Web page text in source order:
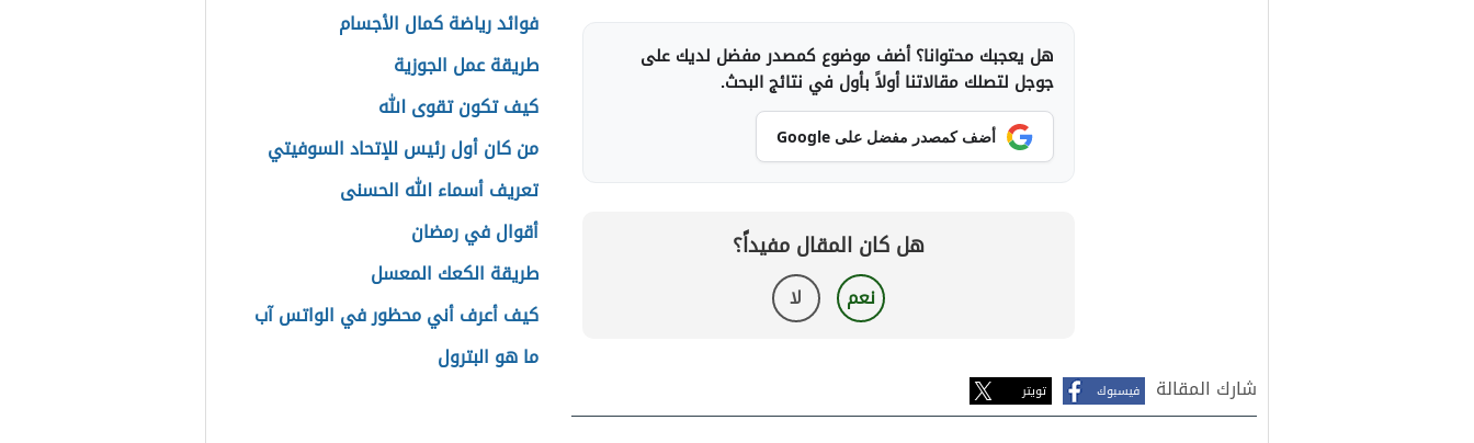
هل يعجبك محتوانا؟ أضف موضوع كمصدر مفضل لديك على
جوجل لتصلك مقالاتنا أولاً بأول في نتائج البحث.
أضف كمصدر مفضل على Google
هل كان المقال مفيداً؟
نعم لا
شارك المقالة فيسبوك تويتر
فوائد رياضة كمال الأجسام
طريقة عمل الجوزية
كيف تكون تقوى الله
من كان أول رئيس للإتحاد السوفيتي
تعريف أسماء الله الحسنى
أقوال في رمضان
طريقة الكعك المعسل
كيف أعرف أني محظور في الواتس آب
ما هو البترول